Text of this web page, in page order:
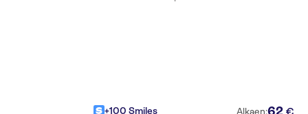
+100 Smiles Alkaen:62